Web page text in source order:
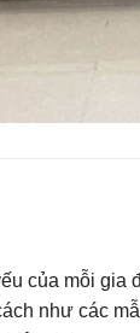
của mỗi
như các